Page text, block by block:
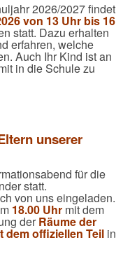
2026/2027 findet
von 13 Uhr bis 16
statt. Dazu erhalten
erfahren, welche
Auch Ihr Kind ist an
in die Schule zu
unserer
für die
statt.
von uns eingeladen.
18.00 Uhr mit dem
der Räume der
dem offiziellen Teil in